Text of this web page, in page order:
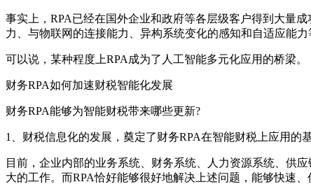
事实上，RPA已经在国外企业和政府等各层级客户得到大量
力、与物联网的连接能力、异构系统变化的感知和自适应能力
可以说，某种程度上RPA成为了人工智能多元化应用的桥梁。
财务RPA如何加速财税智能化发展
财务RPA能够为智能财税带来哪些更新?
1、财税信息化的发展，奠定了财务RPA在智能财税上应用的基
目前，企业内部的业务系统、财务系统、人力资源系统、供
大的工作。而RPA恰好能够很好地解决上述问题，能够快速